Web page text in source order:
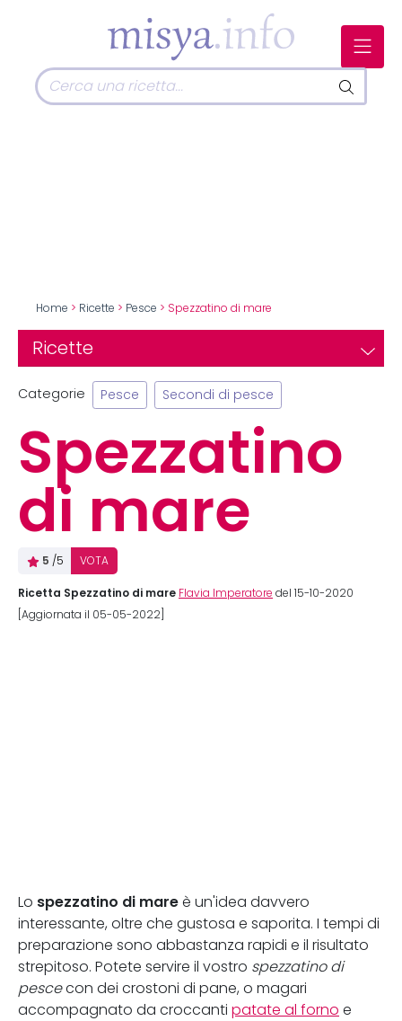
Home > Ricette > Pesce > Spezzatino di mare
Ricette
Categorie Pesce Secondi di pesce
Spezzatino
di mare
5 /5 VOTA
Ricetta Spezzatino di mare Flavia Imperatore del 15-10-2020
[Aggiornata il 05-05-2022]
Lo spezzatino di mare è un'idea davvero
interessante, oltre che gustosa e saporita. I tempi di
preparazione sono abbastanza rapidi e il risultato
strepitoso. Potete servire il vostro spezzatino di
pescecon dei crostoni di pane, o magari
accompagnato da croccanti patate al forno e